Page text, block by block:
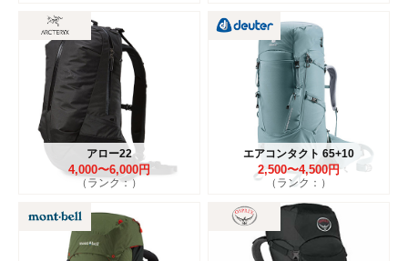
アロー22
4,000〜6,000円
（ランク：）
エアコンタクト 65+10
2,500〜4,500円
（ランク：）